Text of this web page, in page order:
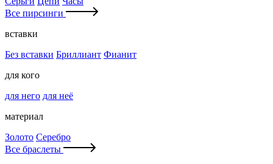
Все пирсинги
вставки
Без вставки Бриллиант Фианит
для кого
для него для неё
материал
Золото Серебро
Все браслеты